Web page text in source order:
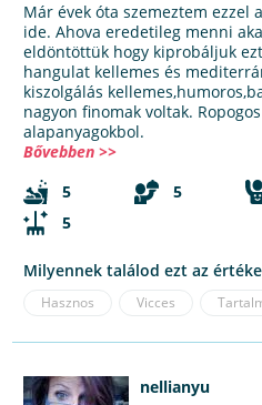
Már évek óta szemeztem ezzel
ide. Ahova eredetileg menni
eldöntöttük hogy kiprobáljuk
hangulat kellemes és
kiszolgálás
nagyon finomak voltak.
alapanyagokbol.
Bővebben >>
5
5
5
Milyennek találod ezt az
Hasznos Vicces
nellianyu